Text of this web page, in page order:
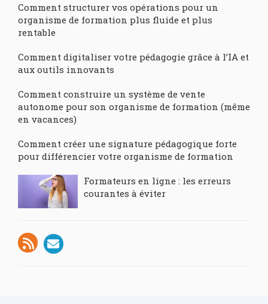
Comment structurer vos opérations pour un
organisme de formation plus fluide et plus
rentable
Comment digitaliser votre pédagogie grâce à l’IA et
aux outils innovants
Comment construire un système de vente
autonome pour son organisme de formation (même
en vacances)
Comment créer une signature pédagogique forte
pour différencier votre organisme de formation
Formateurs en ligne : les erreurs
courantes à éviter